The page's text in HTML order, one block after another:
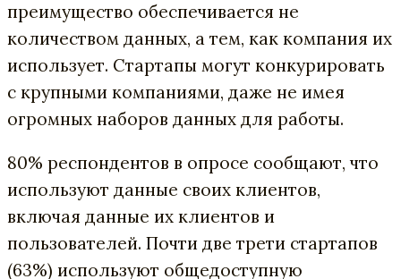
преимущество обеспечивается не
количеством данных, а тем, как компания их
использует. Cтартапы могут конкурировать
с крупными компаниями, даже не имея
огромных наборов данных для работы.
80% респондентов в опросе сообщают, что
используют данные своих клиентов,
включая данные их клиентов и
пользователей. Почти две трети стартапов
(63%) используют общедоступную